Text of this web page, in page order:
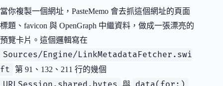
當你複製一個網址，PasteMemo 會去抓這個網址的頁面
標題、favicon 與 OpenGraph 中繼資料，做成一張漂亮的
預覽卡片。這個邏輯寫在
Sources/Engine/LinkMetadataFetcher.swi
ft
第 91、132、211 行的幾個
與